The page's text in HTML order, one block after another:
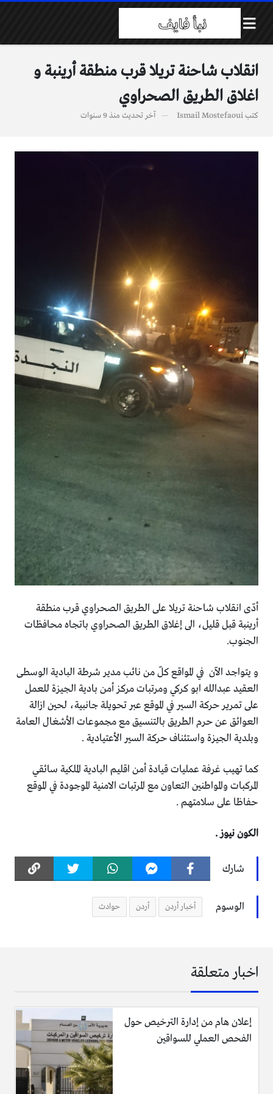
انقلاب شاحنة تريلا قرب منطقة أرينبة و
اغلاق الطريق الصحراوي
كتبIsmail Mostefaoui آخر تحديث منذ 9 سنوات
أدّى انقلاب شاحنة تريلا على الطريق الصحراوي قرب منطقة
أرينبة قبل قليل، الى إغلاق الطريق الصحراوي باتجاه محافظات
الجنوب.
و يتواجد الآن في المواقع كلّ من نائب مدير شرطة البادية الوسطى
العقيد عبدالله ابو كركي ومرتبات مركز أمن بادية الجيزة للعمل
على تمرير حركة السير في الموقع عبر تحويلة جانبية، لحين ازالة
العوائق عن حرم الطريق بالتنسيق مع مجموعات الأشغال العامة
وبلدية الجيزة واستئناف حركة السير الأعتيادية .
كما تهيب غرفة عمليات قيادة أمن اقليم البادية الملكية سائقي
المركبات والمواطنين التعاون مع المرتبات الامنية الموجودة في الموقع
حفاظا على سلامتهم .
الكون نيوز .
شارك
الوسوم أخبار أردن أردن حوادث
اخبار متعلقة
إعلان هام من إدارة الترخيص حول
الفحص العملي للسواقين